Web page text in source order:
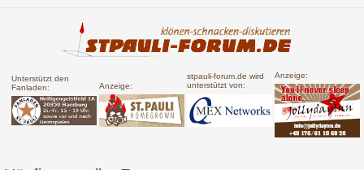
Unterstützt den
Fanladen:
Anzeige:
stpauli-forum.de wird
unterstützt von:
Anzeige: